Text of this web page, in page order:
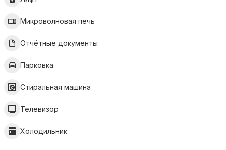
Микроволновая печь
Отчётные документы
Парковка
Стиральная машина
Телевизор
Холодильник